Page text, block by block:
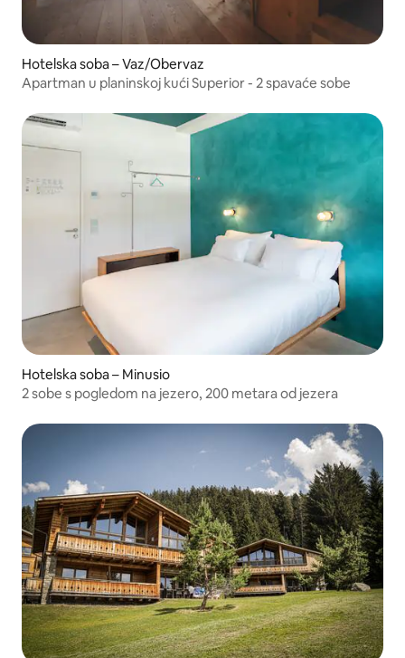
Hotelska soba – Vaz/Obervaz
Apartman u planinskoj kući Superior - 2 spavaće sobe
Hotelska soba – Minusio
2 sobe s pogledom na jezero, 200 metara od jezera